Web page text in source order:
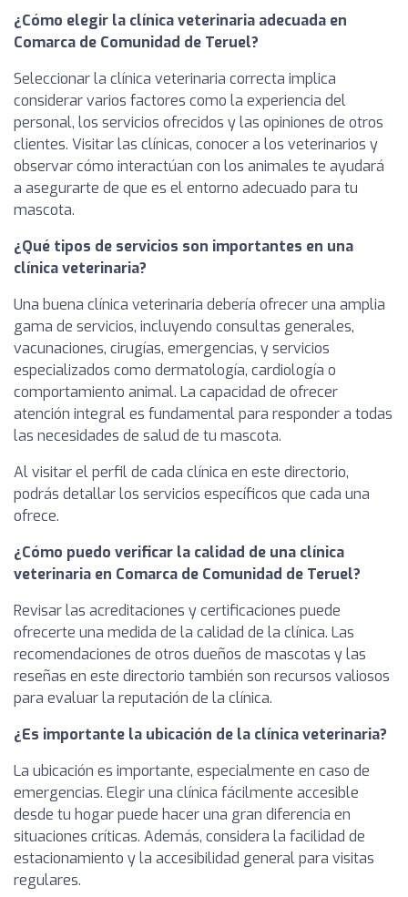
¿Cómo elegir la clínica veterinaria adecuada en
Comarca de Comunidad de Teruel?
Seleccionar la clínica veterinaria correcta implica
considerar varios factores como la experiencia del
personal, los servicios ofrecidos y las opiniones de otros
clientes. Visitar las clínicas, conocer a los veterinarios y
observar cómo interactúan con los animales te ayudará
a asegurarte de que es el entorno adecuado para tu
mascota.
¿Qué tipos de servicios son importantes en una
clínica veterinaria?
Una buena clínica veterinaria debería ofrecer una amplia
gama de servicios, incluyendo consultas generales,
vacunaciones, cirugías, emergencias, y servicios
especializados como dermatología, cardiología o
comportamiento animal. La capacidad de ofrecer
atención integral es fundamental para responder a todas
las necesidades de salud de tu mascota.
Al visitar el perfil de cada clínica en este directorio,
podrás detallar los servicios específicos que cada una
ofrece.
¿Cómo puedo verificar la calidad de una clínica
veterinaria en Comarca de Comunidad de Teruel?
Revisar las acreditaciones y certificaciones puede
ofrecerte una medida de la calidad de la clínica. Las
recomendaciones de otros dueños de mascotas y las
reseñas en este directorio también son recursos valiosos
para evaluar la reputación de la clínica.
¿Es importante la ubicación de la clínica veterinaria?
La ubicación es importante, especialmente en caso de
emergencias. Elegir una clínica fácilmente accesible
desde tu hogar puede hacer una gran diferencia en
situaciones críticas. Además, considera la facilidad de
estacionamiento y la accesibilidad general para visitas
regulares.